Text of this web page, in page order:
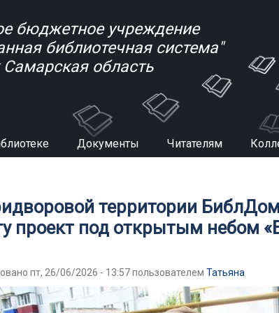
бюджетное учреждение
библиотечная система"
Самарская область
Документы Читателям
территории
проект под открытым небом
пт, 26/06/2026 - 13:57 пользователем Татьяна